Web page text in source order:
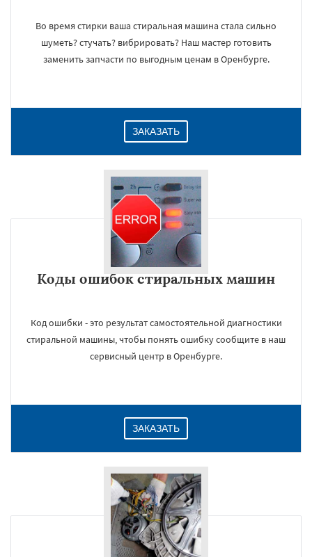
Во время стирки ваша стиральная машина стала сильно
шуметь? стучать? вибрировать? Наш мастер готовить
заменить запчасти по выгодным ценам в Оренбурге.
ЗАКАЗАТЬ
Коды ошибок стиральных машин
Код ошибки - это результат самостоятельной диагностики
стиральной машины, чтобы понять ошибку сообщите в наш
сервисный центр в Оренбурге.
ЗАКАЗАТЬ